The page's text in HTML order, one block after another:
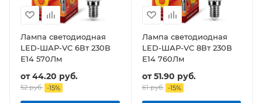
Лампа светодиодная
LED-ШАР-VC 6Вт 230В
Е14 570Лм
от44.20 руб.
52 руб. -15%
Лампа светодиодная
LED-ШАР-VC 8Вт 230В
Е14 760Лм
от51.90 руб.
61 руб. -15%